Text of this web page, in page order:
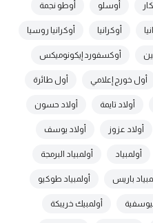
أوسلو أوطو نجمة
أوكرانيا أوكرانيا روسيا
أوكسفورد إيكونوميكس
أول خورج إعلامي أول طائرة
أولاد تايمة أولاد حسون
أولاد عزوز أولاد يوسف
أولمبياد أولمبياد البرمجة
باريس أولمبياد طوكيو
أولمبيك خريبكة